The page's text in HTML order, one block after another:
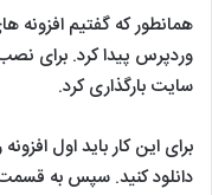
همانطور که گفتیم افزونه
وردپرس پیدا کرد. برای
سایت بارگذاری کرد.
دانلود کنید. سپس به قسمت